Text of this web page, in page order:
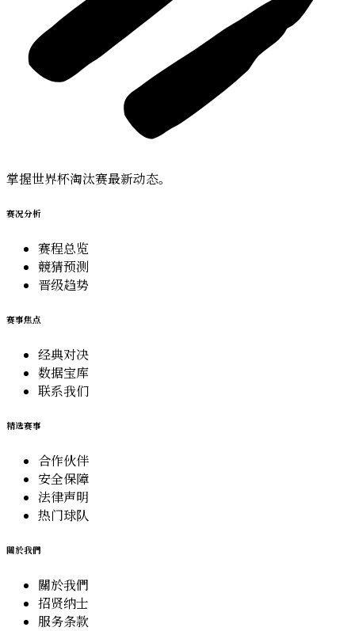
掌握世界杯淘汰赛最新动态。
赛况分析
赛程总览
競猜预测
晋级趋势
赛事焦点
经典对决
数据宝库
联系我们
精选赛事
合作伙伴
安全保障
法律声明
热门球队
關於我們
關於我們
招贤纳士
服务条款